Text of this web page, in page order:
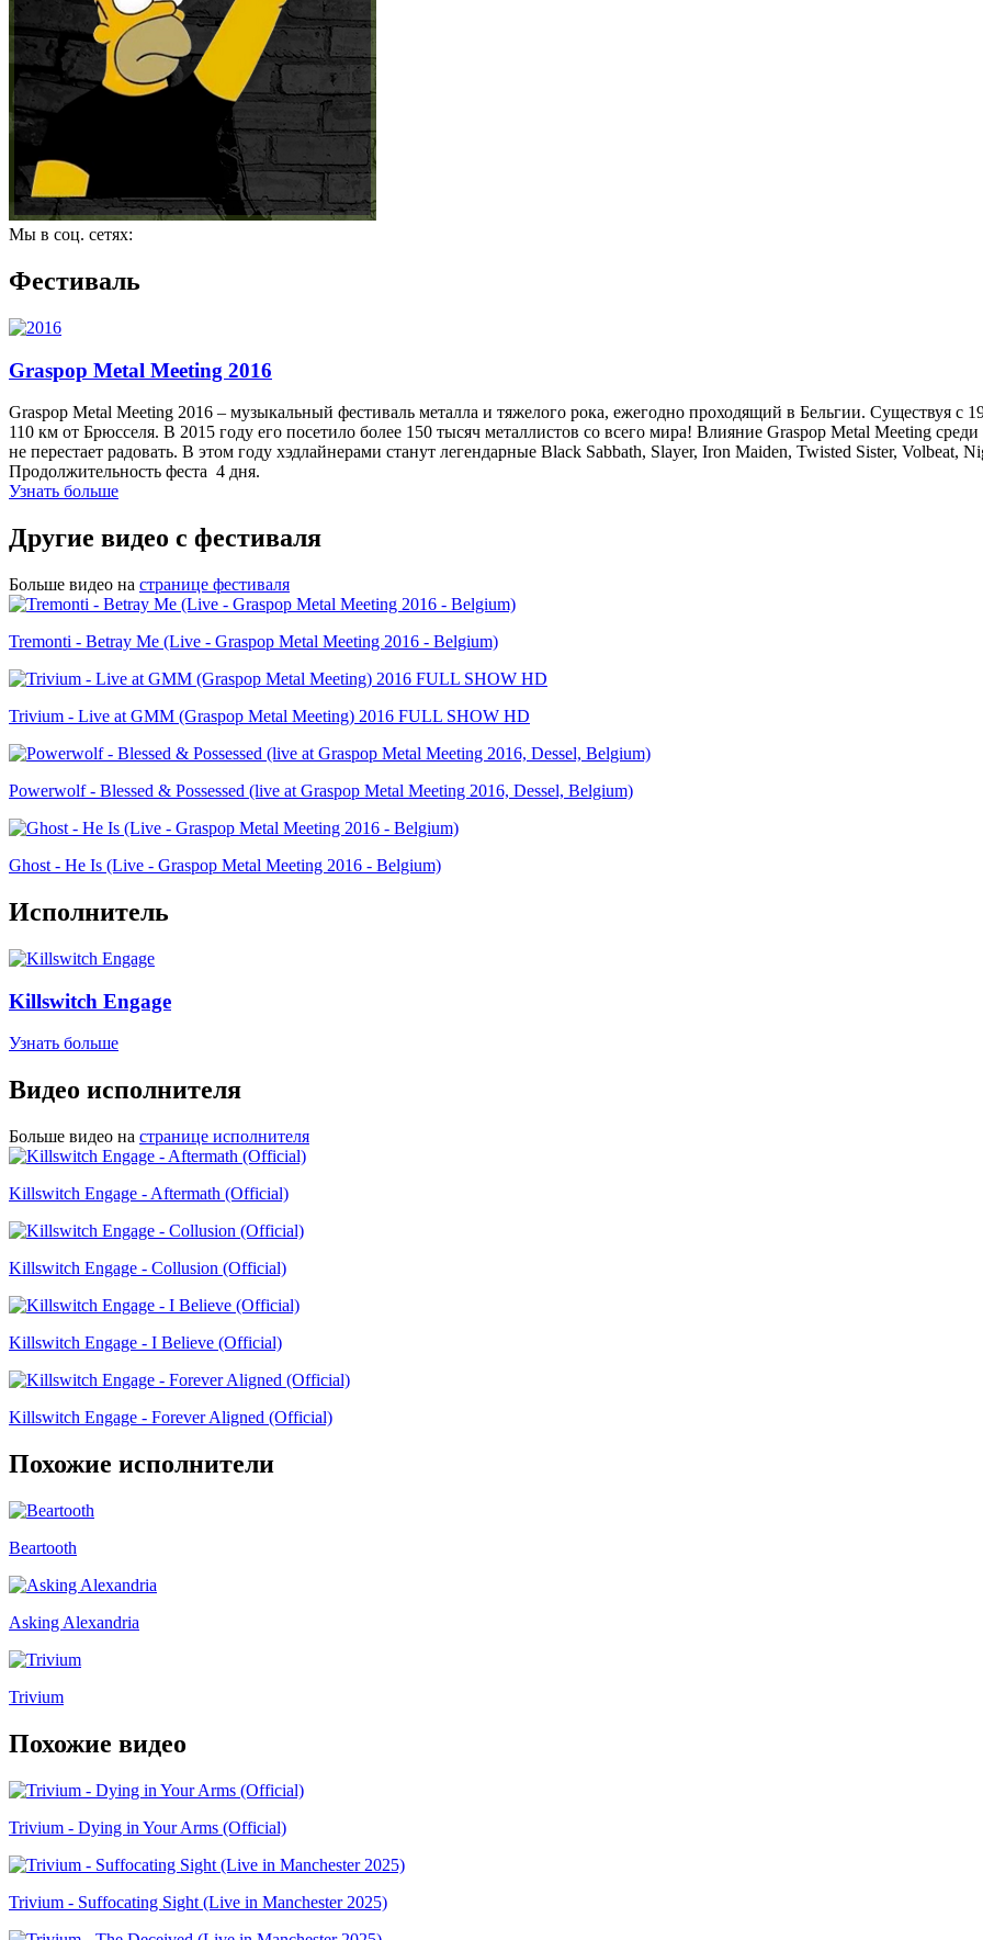
Мы в соц. сетях:
Фестиваль
Graspop Metal Meeting 2016
Graspop Metal Meeting 2016 – музыкальный фестиваль металла и тяжелого рока, ежегодно проходящий в Бельгии. Существуя с
110 км от Брюсселя. В 2015 году его посетило более 150 тысяч металлистов со всего мира! Влияние Graspop Metal Meeting
не перестает радовать. В этом году хэдлайнерами станут легендарные Black Sabbath, Slayer, Iron Maiden, Twisted Sister,
Продолжительность феста 4 дня.
Узнать больше
Другие видео с фестиваля
Больше видео на странице фестиваля
Tremonti - Betray Me (Live - Graspop Metal Meeting 2016 - Belgium)
Trivium - Live at GMM (Graspop Metal Meeting) 2016 FULL SHOW HD
Powerwolf - Blessed & Possessed (live at Graspop Metal Meeting 2016, Dessel, Belgium)
Ghost - He Is (Live - Graspop Metal Meeting 2016 - Belgium)
Исполнитель
Killswitch Engage
Узнать больше
Видео исполнителя
Больше видео на странице исполнителя
Killswitch Engage - Aftermath (Official)
Killswitch Engage - Collusion (Official)
Killswitch Engage - I Believe (Official)
Killswitch Engage - Forever Aligned (Official)
Похожие исполнители
Beartooth
Asking Alexandria
Trivium
Похожие видео
Trivium - Dying in Your Arms (Official)
Trivium - Suffocating Sight (Live in Manchester 2025)